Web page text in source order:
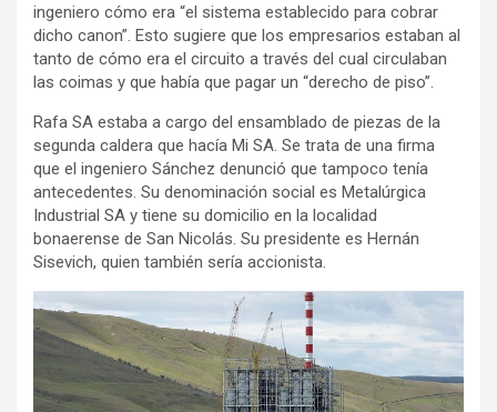
ingeniero cómo era “el sistema establecido para cobrar
dicho canon”. Esto sugiere que los empresarios estaban al
tanto de cómo era el circuito a través del cual circulaban
las coimas y que había que pagar un “derecho de piso”.
Rafa SA estaba a cargo del ensamblado de piezas de la
segunda caldera que hacía Mi SA. Se trata de una firma
que el ingeniero Sánchez denunció que tampoco tenía
antecedentes. Su denominación social es Metalúrgica
Industrial SA y tiene su domicilio en la localidad
bonaerense de San Nicolás. Su presidente es Hernán
Sisevich, quien también sería accionista.